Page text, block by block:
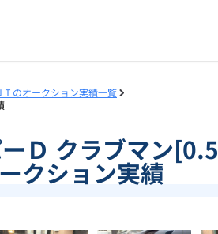
Ｉのオークション実績一覧
Ｄ クラブマン
クション実績